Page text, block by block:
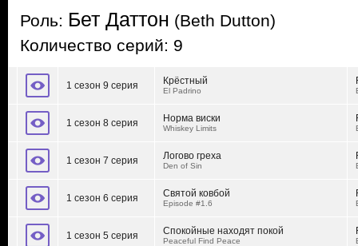
Роль: Бет Даттон (Beth Dutton)
Количество серий: 9
1 сезон 9 серия Крёстный
El Padrino
1 сезон 8 серия Норма виски
Whiskey Limits
1 сезон 7 серия Логово греха
Den of Sin
1 сезон 6 серия Святой ковбой
Episode #1.6
1 сезон 5 серия Спокойные находят покой
Peaceful Find Peace